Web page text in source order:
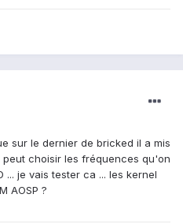
sur le dernier de bricked il a mis
choisir les fréquences qu'on
... je vais tester ca ... les kernel
AOSP ?